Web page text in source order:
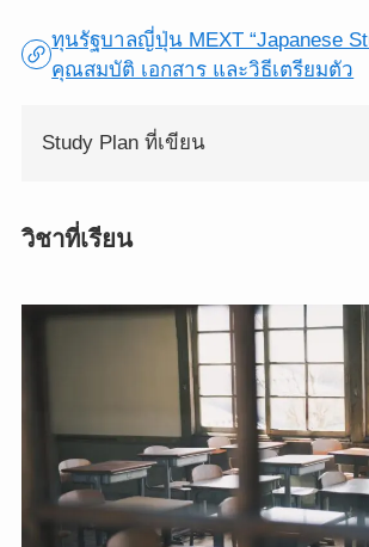
ทุนรัฐบาลญี่ปุ่น MEXT “Japanese
คุณสมบัติ เอกสาร และวิธีเตรียมตัว
Study Plan ที่เขียน
วิชาที่เรียน